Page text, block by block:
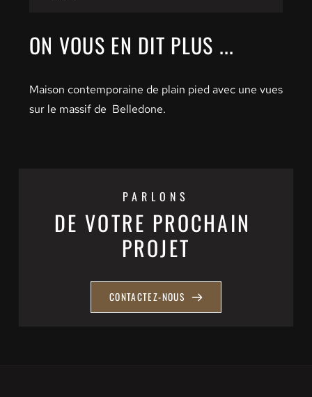
ON VOUS EN DIT PLUS ...
Maison contemporaine de plain pied avec une vues
sur le massif de  Belledone.
PARLONS
DE VOTRE PROCHAIN
PROJET
CONTACTEZ-NOUS